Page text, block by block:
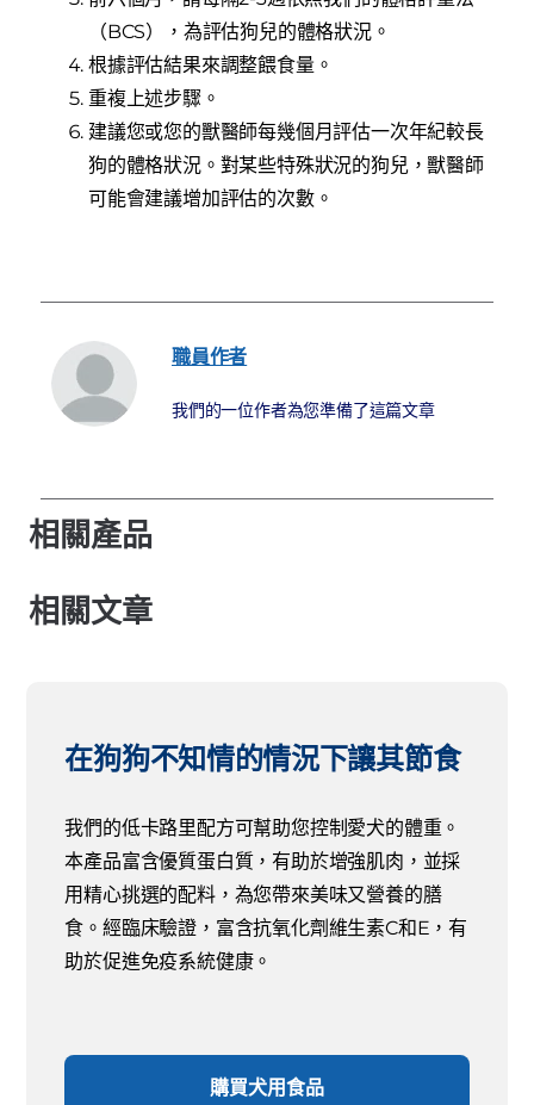
（BCS），為評估狗兒的體格狀況。
根據評估結果來調整餵食量。
重複上述步驟。
建議您或您的獸醫師每幾個月評估一次年紀較長
狗的體格狀況。對某些特殊狀況的狗兒，獸醫師
可能會建議增加評估的次數。
職員作者
我們的一位作者為您準備了這篇文章
相關產品
相關文章
在狗狗不知情的情況下讓其節食
我們的低卡路里配方可幫助您控制愛犬的體重。
本產品富含優質蛋白質，有助於增強肌肉，並採
用精心挑選的配料，為您帶來美味又營養的膳
食。經臨床驗證，富含抗氧化劑維生素C和E，有
助於促進免疫系統健康。
購買犬用食品